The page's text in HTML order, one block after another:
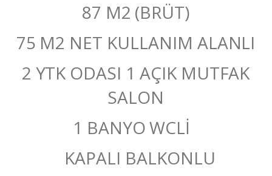
87 M2 (BRÜT)
75 M2 NET KULLANIM ALANLI
2 YTK ODASI 1 AÇIK MUTFAK
SALON
1 BANYO WCLİ
KAPALI BALKONLU